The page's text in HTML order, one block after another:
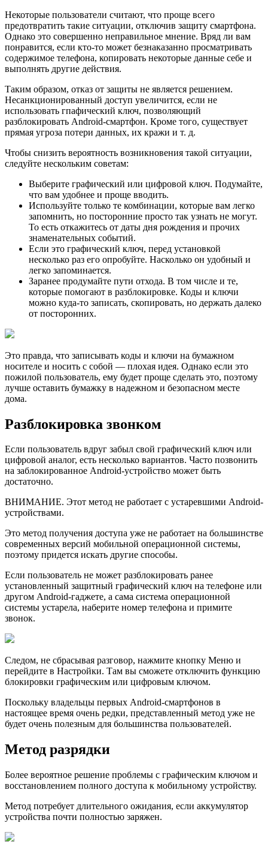
Некоторые пользователи считают, что проще всего
предотвратить такие ситуации, отключив защиту смартфона.
Однако это совершенно неправильное мнение. Вряд ли вам
понравится, если кто-то может безнаказанно просматривать
содержимое телефона, копировать некоторые данные себе и
выполнять другие действия.
Таким образом, отказ от защиты не является решением.
Несанкционированный доступ увеличится, если не
использовать гпафический ключ, позволяющий
разблокировать Android-смартфон. Кроме того, существует
прямая угроза потери данных, их кражи и т. д.
Чтобы снизить вероятность возникновения такой ситуации,
следуйте нескольким советам:
Выберите графический или цифровой ключ. Подумайте,
что вам удобнее и проще вводить.
Используйте только те комбинации, которые вам легко
запомнить, но посторонние просто так узнать не могут.
То есть откажитесь от даты дня рождения и прочих
знаменательных событий.
Если это графический ключ, перед установкой
несколько раз его опробуйте. Насколько он удобный и
легко запоминается.
Заранее продумайте пути отхода. В том числе и те,
которые помогают в разблокировке. Коды и ключи
можно куда-то записать, скопировать, но держать далеко
от посторонних.
Это правда, что записывать коды и ключи на бумажном
носителе и носить с собой — плохая идея. Однако если это
пожилой пользователь, ему будет проще сделать это, поэтому
лучше оставить бумажку в надежном и безопасном месте
дома.
Разблокировка звонком
Если пользователь вдруг забыл свой графический ключ или
цифровой аналог, есть несколько вариантов. Часто позвонить
на заблокированное Android-устройство может быть
достаточно.
ВНИМАНИЕ. Этот метод не работает с устаревшими Android-
устройствами.
Это метод получения доступа уже не работает на большинстве
современных версий мобильной операционной системы,
поэтому придется искать другие способы.
Если пользователь не может разблокировать ранее
установленный защитный графический ключ на телефоне или
другом Android-гаджете, а сама система операционной
системы устарела, наберите номер телефона и примите
звонок.
Следом, не сбрасывая разговор, нажмите кнопку Меню и
перейдите в Настройки. Там вы сможете отключить функцию
блокировки графическим или цифровым ключом.
Поскольку владельцы первых Android-смартфонов в
настоящее время очень редки, представленный метод уже не
будет очень полезным для большинства пользователей.
Метод разрядки
Более вероятное решение проблемы с графическим ключом и
восстановлением полного доступа к мобильному устройству.
Метод потребует длительного ожидания, если аккумулятор
устройства почти полностью заряжен.